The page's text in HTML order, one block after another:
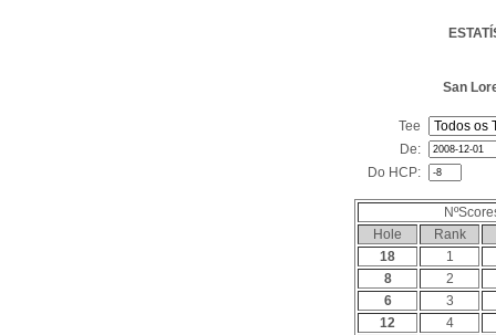
San
Tee
De:
Do HCP:
Hole
Rank
18
1
8
2
6
3
12
4